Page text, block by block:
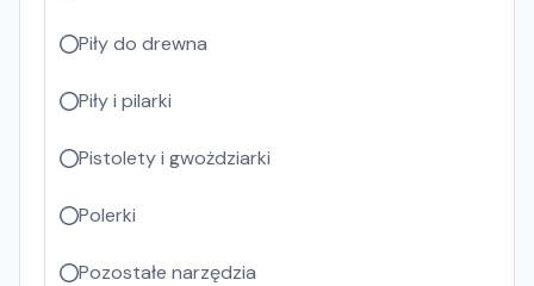
Piły do drewna
Piły i pilarki
Pistolety i gwożdziarki
Polerki
Pozostałe narzędzia